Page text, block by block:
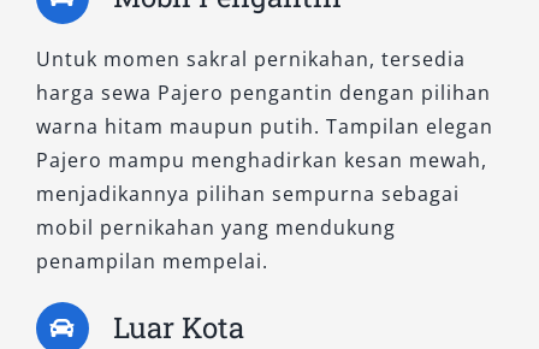
Untuk momen sakral pernikahan, tersedia
harga sewa Pajero pengantin dengan pilihan
warna hitam maupun putih. Tampilan elegan
Pajero mampu menghadirkan kesan mewah,
menjadikannya pilihan sempurna sebagai
mobil pernikahan yang mendukung
penampilan mempelai.
Luar Kota